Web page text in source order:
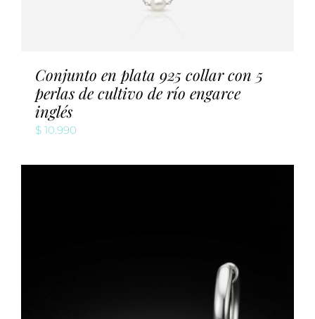
Conjunto en plata 925 collar con 5
perlas de cultivo de río engarce
inglés
$ 10.990